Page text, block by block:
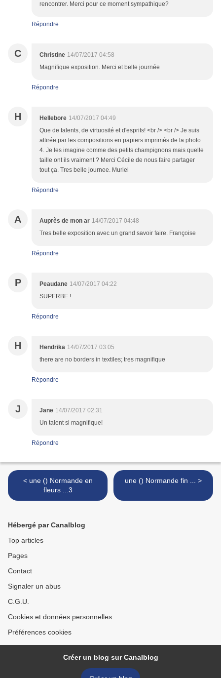
rencontrer. Merci pour ce moment sympathique?
Répondre
C Christine 14/07/2017 04:58
Magnifique exposition. Merci et belle journée
Répondre
H Hellebore 14/07/2017 04:49
Que de talents, de virtuosité et d'esprits! <br /> <br /> Je suis
attirée par les compositions en papiers imprimés de la photo
4. Je les imagine comme des petits champignons mais quelle
taille ont ils vraiment ? Merci Cécile de nous faire partager
tout ça. Tres belle journee. Muriel
Répondre
A Auprès de mon ar 14/07/2017 04:48
Tres belle exposition avec un grand savoir faire. Françoise
Répondre
P Peaudane 14/07/2017 04:22
SUPERBE !
Répondre
H Hendrika 14/07/2017 03:05
there are no borders in textiles; tres magnifique
Répondre
J Jane 14/07/2017 02:31
Un talent si magnifique!
Répondre
< une () Normande en
fleurs ...3
une () Normande fin ... >
Hébergé par Canalblog
Top articles
Pages
Contact
Signaler un abus
C.G.U.
Cookies et données personnelles
Préférences cookies
Créer un blog sur Canalblog